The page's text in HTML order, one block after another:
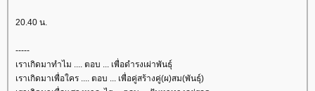
20.40 น.
-----
เราเกิดมาทำไม .... ตอบ ... เพื่อดำรงเผ่าพันธุ์
เราเกิดมาเพื่อใคร .... ตอบ ... เพื่อคู่สร้างคู่(ผ)สม(พันธุ์)